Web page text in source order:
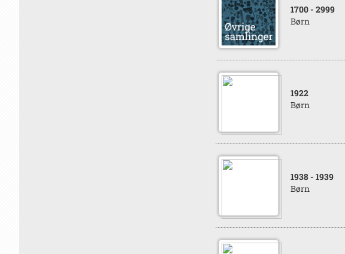
1700 - 2999
Børn
1922
Børn
1938 - 1939
Børn